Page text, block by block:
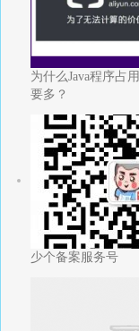
为什么Java程序占
要多？
少个备案服务号